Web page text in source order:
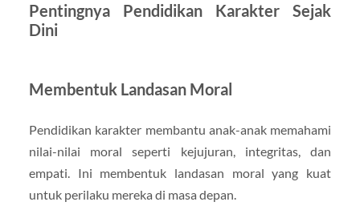
Pentingnya Pendidikan Karakter Sejak
Dini
Membentuk Landasan Moral
Pendidikan karakter membantu anak-anak memahami
nilai-nilai moral seperti kejujuran, integritas, dan
empati. Ini membentuk landasan moral yang kuat
untuk perilaku mereka di masa depan.